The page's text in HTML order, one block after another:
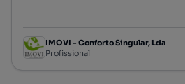
IMOVI - Conforto Singular, Lda
Profissional